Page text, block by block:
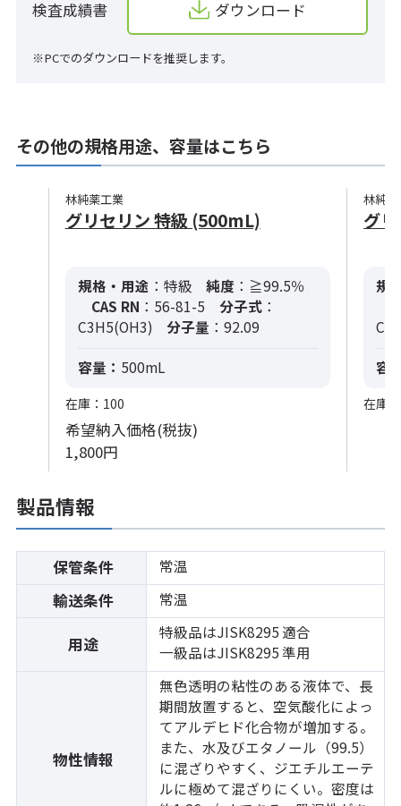
検査成績書 ダウンロード
※PCでのダウンロードを推奨します。
その他の規格用途、容量はこちら
林純薬工業
グリセリン 特級 (500mL)
規格・用途 ：特級 純度 ：≧99.5％
CAS RN ：56-81-5 分子式：
C3H5(OH3)
分子量 ：92.09
容量： 500mL
在庫：100
希望納入価格(税抜)
1,800円
林純
グ
規
容
在庫
製品情報
保管条件 常温
輸送条件 常温
用途
特級品はJISK8295 適合
一級品はJISK8295 準用
物性情報
無色透明の粘性のある液体で、長
期間放置すると、空気酸化によっ
てアルデヒド化合物が増加する。
また、水及びエタノール（99.5）
に混ざりやすく、ジエチルエーテ
ルに極めて混ざりにくい。密度は